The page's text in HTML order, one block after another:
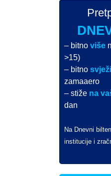
– bitnoviše
>15)
– bitno
zamaaero
– stiže na
dan
Na Dnevni
institucije i